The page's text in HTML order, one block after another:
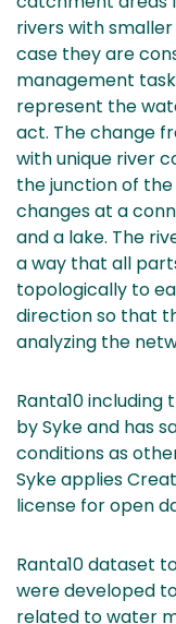
rivers with
case they are
management
represent the
act. The change
with unique river
the junction of
changes at a
and a lake. The
a way that all
topologically to
direction so that
analyzing the
Ranta10
by Syke and has
conditions as
Syke applies
license for open
Ranta10 dataset
were developed
related to water